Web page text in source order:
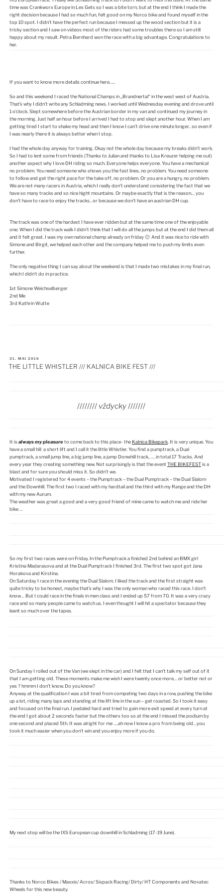
time was Crankworx Europe in Les Gets so I was a bite torn, but at the end I think I made the
right decision because I had so much fun, felt good on my Norco bike and found myself in the
top 10 spot. I didn’t have the perfect run because I messed up the wood section but it is a
tricky section and I saw on videos most of the riders had some troubles there so I am still
happy about my result. Petra Bernhard won the race with a big advantage. Congratulations to
her.
If you want to know more details continue here…..
So and this weekend I raced the National Champs in „Brandnertal“ in the west west of Austria.
That’s why I didn’t write any Schladming news. I worked until Wednesday evening and drove until
1 o’clock. Slept somewhere before the Austrian border in my van and continued my journey in
the morning. Just half an hour before I arrived I had to stop and slept another hour. When I am
getting tired I start to shake my head and then I know I can’t drive one minute longer.. so even if
I was nearly there it is always better when I stop.
I had the whole day anyway for training. Okay not the whole day because my breaks didn’t work.
So I had to lent some from friends (Thanks to Julian and thanks to Lisa Kreuzer helping me out)
another aspect why I love DH riding so much. Everyone helps everyone. You have a mechanical
no problem. You need someone who shows you the fast lines, no problem. You need someone
to follow and get the right pace for the take off, no problem. Or you are a hungry, no problem.
We are not many racers in Austria, which I really don’t understand considering the fact that we
have so many tracks and so nice hight mountains. Or maybe exactly that is the reason… you
don’t have to race to enjoy the tracks.. or because we don’t have an austrian DH cup.
The track was one of the hardest I have ever ridden but at the same time one of the enjoyable
one. When I did the track walk I didn’t think that I will do all the jumps but at the end I did them all
and it felt great. I was my own national champ already on friday 🙂 And it was nice to ride with
Simone and Birgit, we helped each other and the company helped me to push my limits even
further.
The only negative thing I can say about the weekend is that I made two mistakes in my final run,
which I didn’t do in practice.
1st Simone Weichselberger
2nd Me
3rd Kathrin Wutte
VERÖFFENTLICHT
AM
31. MAI 2016
THE LITTLE WHISTLER /// KALNICA BIKE FEST ///
//////// vždycky///////
It isalways my pleasureto come back to this place- the Kalnica Bikepark. It is very unique. You
have a small hill a short lift and I call it the little Whistler. You find a pumptrack, a Dual
pumptrack, a small jump line, a big jump line, a jump Donwhill track, …. in total 17 Tracks. And
every year they creating something new. Not surprisingly is that the eventTHE BIKEFESTis a
blast and for sure you should miss it. So didn’t we.
Motivated I registered for 4 events – the Pumptrack – the Dual Pumptrack – the Dual Slalom
and the Downhill. The first two I raced with my hardtail and the third with my Range and the DH
with my new Aurum.
The weather was great a good and a very good friend of mine came to watch me and ride her
bike …
So my first two races were on Friday. In the Pumptrack a finished 2nd behind an BMX girl
Kristina Madarasova and at the Dual Pumptrack I finished 3rd. The first two spot got Jana
Horakova and Kirstina.
On Saturday I race in the evening the Dual Slalom. I liked the track and the first straight was
quite tricky to be honest, maybe that’s why I was the only woman who raced this race. I don’t
know… But I could race in the finals in men class and I ended up 57 from 70. It was a very crazy
race and so many people came to watch us. I even thought I will hit a spectator because they
leant so much over the tapes.
On Sunday I rolled out of the Van (we slept in the car) and I felt that I can’t talk my self out of it
that I am getting old. These moments make me wish I were twenty once more… or better not or
yes ? hmmm I don’t know. Do you know?
Anyway at the qualification I was a bit tired from competing two days in a row, pushing the bike
up a lot, riding many laps and standing at the lift line in the sun – get roasted. So I took it easy
and focused on the final run. I pedaled hard and tried to gain more exit speed at every turn at
the end I got about 2 seconds faster but the others too so at the end I missed the podium by
one second and placed 5th. It was alright for me ….ah now I know a pro from being old…you
took it much easier when you don’t win and you enjoy more if you do.
My next stop will be the IXS European cup downhill in Schladming (17-19 June).
Thanks to Norco Bikes / Maxxis/ Acros/ Sixpack Racing/ Dirty/ HT Components and Novatec
Wheels for this new beauty.